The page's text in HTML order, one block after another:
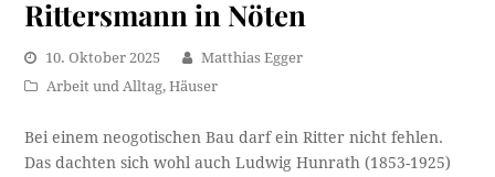
Rittersmann in Nöten
10. Oktober 2025
Matthias Egger
Arbeit und Alltag,Häuser
Bei einem neogotischen Bau darf ein Ritter nicht fehlen.
Das dachten sich wohl auch Ludwig Hunrath (1853-1925)